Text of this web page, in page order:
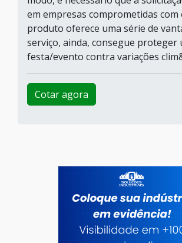
em empresas comprometidas com
produto oferece uma série de
serviço, ainda, consegue proteger
festa/evento contra variações
Cotar agora